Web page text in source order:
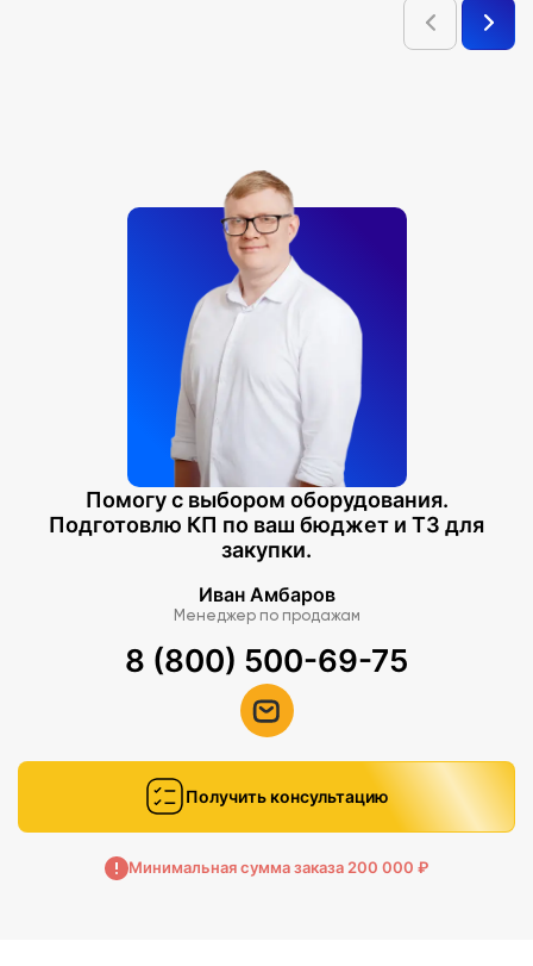
Помогу с выбором оборудования.
Подготовлю КП по ваш бюджет и ТЗ для
закупки.
Иван Амбаров
Менеджер по продажам
8 (800) 500-69-75
Получить консультацию
Минимальная сумма заказа 200 000 ₽